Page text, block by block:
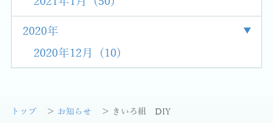
2020年
2020年12月 (10)
トップ お知らせ きいろ組 DIY